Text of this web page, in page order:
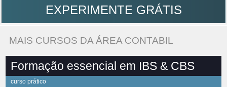
EXPERIMENTE GRÁTIS
MAIS CURSOS DA ÁREA CONTABIL
Formação essencial em IBS & CBS
curso prático